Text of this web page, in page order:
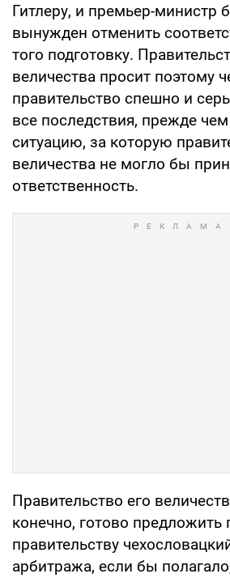
Гитлеру, и премьер-министр
вынужден отменить
того подготовку.
величества просит поэтому
правительство спешно и
все последствия, прежде
ситуацию, за которую
величества не могло бы
ответственность.
Правительство его
конечно, готово предложить
правительству
арбитража, если бы